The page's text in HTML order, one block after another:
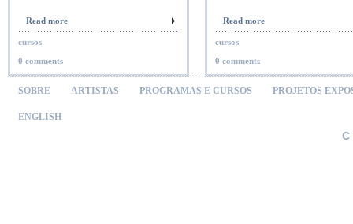
Read more
cursos
0 comments
Read more
cursos
0 comments
SOBRE ARTISTAS PROGRAMAS E CURSOS PROJETOS
ENGLISH